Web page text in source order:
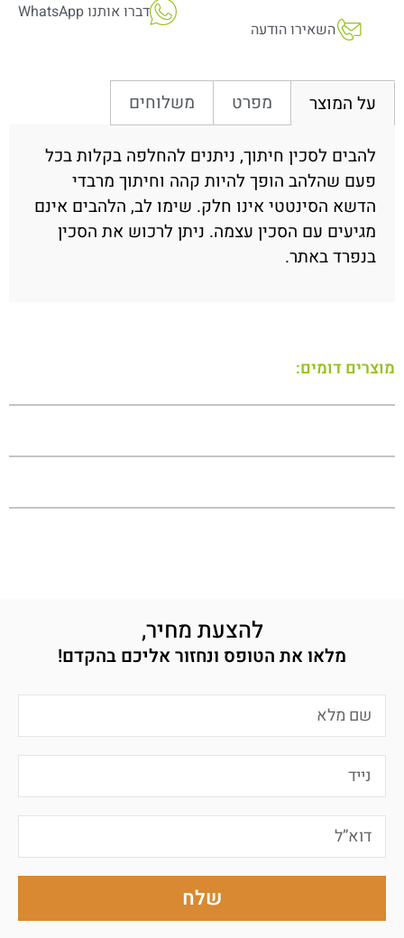
השאירו הודעה
דברו אותנו WhatsApp
על המוצר מפרט משלוחים
להבים לסכין חיתוך, ניתנים להחלפה בקלות בכל
פעם שהלהב הופך להיות קהה וחיתוך מרבדי
הדשא הסינטטי אינו חלק. שימו לב, הלהבים אינם
מגיעים עם הסכין עצמה. ניתן לרכוש את הסכין
בנפרד באתר.
מוצרים דומים:
להצעת מחיר,
מלאו את הטופס ונחזור אליכם בהקדם!
שלח